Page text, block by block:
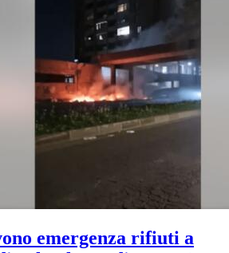
emergenza rifiuti a